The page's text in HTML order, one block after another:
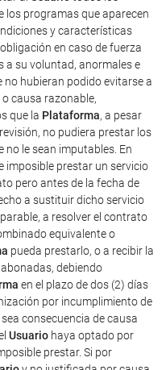
los programas que aparecen
y características
en caso de fuerza
a su voluntad, anormales e
no hubieran podido evitarse a
causa razonable,
que la Plataforma, a pesar
no pudiera prestar los
le sean imputables. En
imposible prestar un servicio
pero antes de la fecha de
a sustituir dicho servicio
a resolver el contrato
equivalente o
pueda prestarlo, o a recibir la
debiendo
en el plazo de dos (2) días
por incumplimiento de
consecuencia de causa
Usuario haya optado por
prestar. Si por